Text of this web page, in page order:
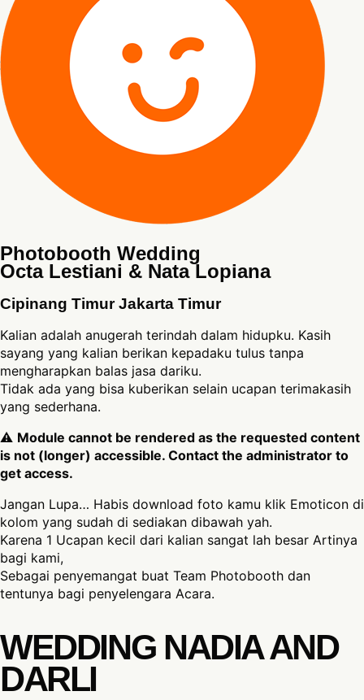
Photobooth Wedding
Octa Lestiani & Nata Lopiana
Cipinang Timur Jakarta Timur
Kalian adalah anugerah terindah dalam hidupku. Kasih
sayang yang kalian berikan kepadaku tulus tanpa
mengharapkan balas jasa dariku.
Tidak ada yang bisa kuberikan selain ucapan terimakasih
yang sederhana.
⚠ Module cannot be rendered as the requested content
is not (longer) accessible. Contact the administrator to
get access.
Jangan Lupa… Habis download foto kamu klik Emoticon di
kolom yang sudah di sediakan dibawah yah.
Karena 1 Ucapan kecil dari kalian sangat lah besar Artinya
bagi kami,
Sebagai penyemangat buat Team Photobooth dan
tentunya bagi penyelengara Acara.
WEDDING NADIA AND
DARLI